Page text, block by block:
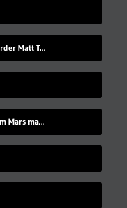
Die skurrilen Tricks von Skateboarder Matt Tomasello
Timelapse: was Curiosity so auf dem Mars macht